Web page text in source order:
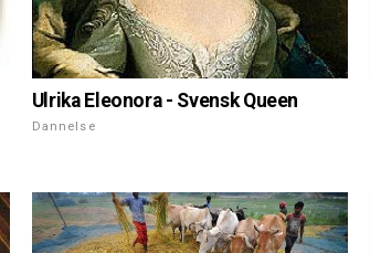
Ulrika Eleonora - Svensk Queen
Dannelse